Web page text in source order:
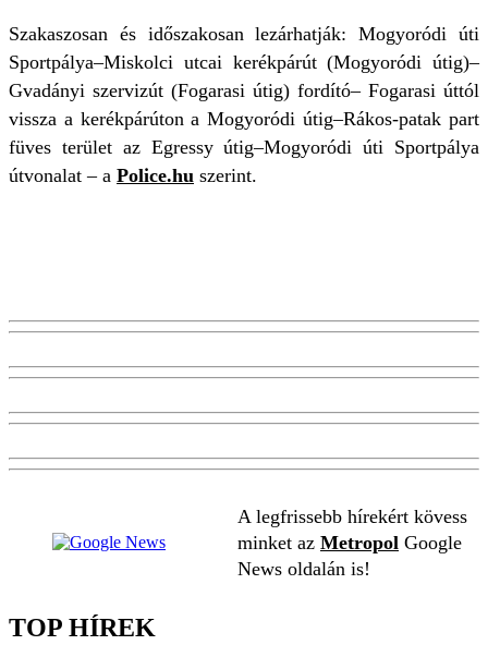
Szakaszosan és időszakosan lezárhatják: Mogyoródi úti
Sportpálya–Miskolci utcai kerékpárút (Mogyoródi útig)–
Gvadányi szervizút (Fogarasi útig) fordító– Fogarasi úttól
vissza a kerékpárúton a Mogyoródi útig–Rákos-patak part
füves terület az Egressy útig–Mogyoródi úti Sportpálya
útvonalat – a Police.hu szerint.
A legfrissebb hírekért kövess
minket az Metropol Google
News oldalán is!
TOP HÍREK